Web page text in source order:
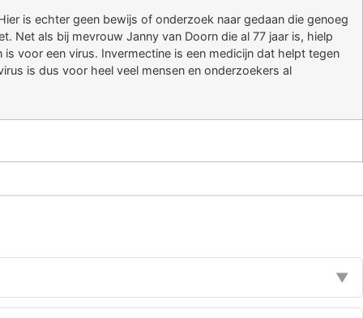
is echter geen bewijs of onderzoek naar gedaan die genoeg
Net als bij mevrouw Janny van Doorn die al 77 jaar is, hielp
voor een virus. Invermectine is een medicijn dat helpt tegen
is dus voor heel veel mensen en onderzoekers al
▼